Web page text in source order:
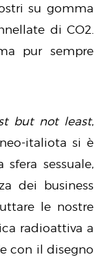
su gomma
di CO2.
pur sempre
but not least,
italiota si è
sessuale,
dei business
le nostre
radioattiva a
con il disegno